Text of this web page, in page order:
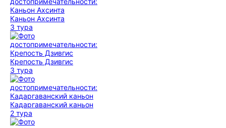
Каньон Ахсинта
3 тура
Крепость Дзивгис
3 тура
Кадаргаванский каньон
2 тура